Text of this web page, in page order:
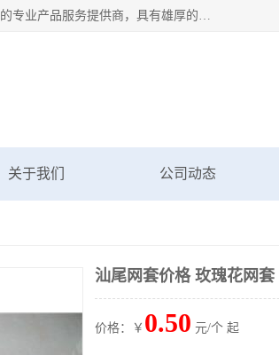
深圳市新中南塑胶包装制品有限公司坐落在中国 广东 深圳 深圳市内，是集包装制品为一体的专业产品服务提供商，具有雄厚的科研实力、技术实力和经济实力。主营网袋、网兜、网眼袋、网格袋、鱼丝网、尼龙网袋、网扣、网套等产品,大量批发,价格实惠。欢迎广大新老客户来电咨询价格、加盟、招商等服务。
关于我们 公司动态
汕尾网套价格 玫瑰花网套
价格：￥ 0.50 元/个 起